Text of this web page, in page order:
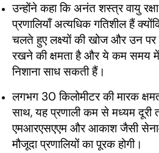
उन्होंने कहा कि अनंत शस्त्र वायु रक्षा
प्रणालियाँ अत्यधिक गतिशील हैं
चलते हुए लक्ष्यों की खोज और उन
रखने की क्षमता है और ये कम समय
निशाना साध सकती हैं।
लगभग 30 किलोमीटर की मारक
साथ, यह प्रणाली कम से मध्यम दूरी
एमआरएसएएम और आकाश जैसी
मौजूदा प्रणालियों का पूरक होगी।